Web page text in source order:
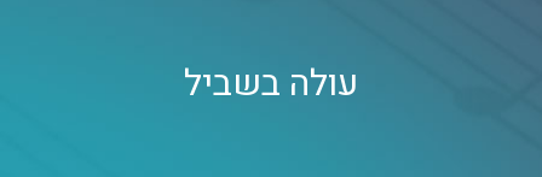
עולה בשביל